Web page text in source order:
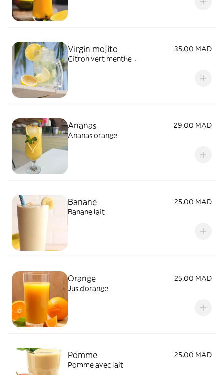
Virgin mojito
35,00 MAD
Citron vert menthe ..
Ananas
29,00 MAD
Ananas orange
Banane
25,00 MAD
Banane lait
Orange
25,00 MAD
Jus d'orange
Pomme
25,00 MAD
Pomme avec lait